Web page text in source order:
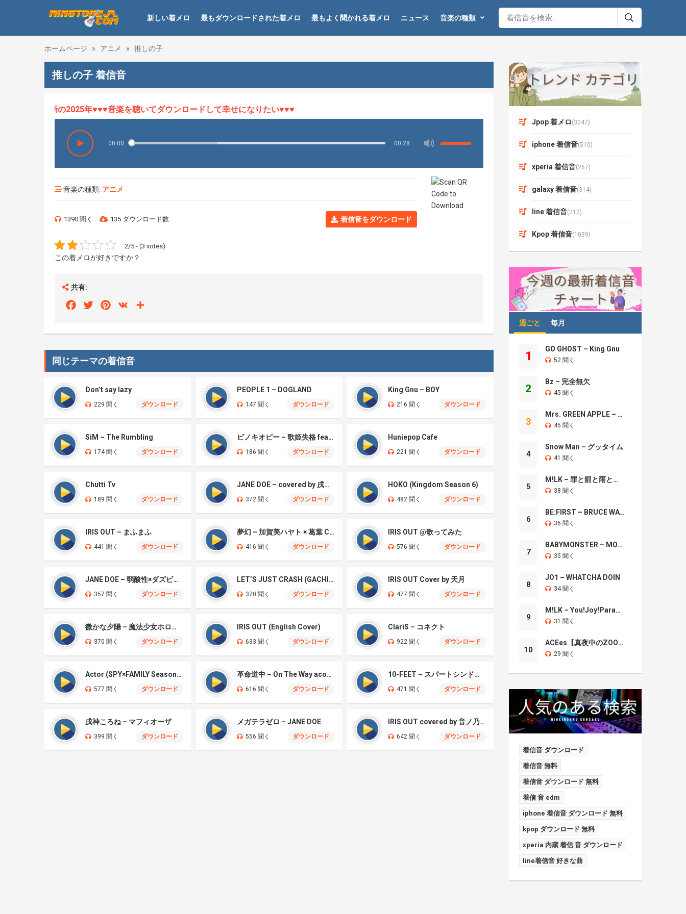
新しい着メロ 最もダウンロードされた着メロ 最もよく聞かれる着メロ ニュース 音楽の種類
ホームページ » アニメ » 推しの子
推しの子 着信音
、最新の2025年♥♥♥音楽を聴いてダウンロードして幸せになりたい♥♥♥
00:00 00:28
音楽の種類: アニメ
1390 聞く 135 ダウンロード数 着信音をダウンロード
2/5 - (3 votes)
この着メロが好きですか？
共有:
FacebookTwitterPinterest
VK
同じテーマの着信音
Don’t say lazy
229 聞く ダウンロード
PEOPLE 1 – DOGLAND
147 聞く ダウンロード
King Gnu – BOY
216 聞く ダウンロード
SiM – The Rumbling
174 聞く ダウンロード
ピノキオピー – 歌姫失格 feat. 初音ミク
186 聞く ダウンロード
Huniepop Cafe
221 聞く ダウンロード
Chutti Tv
189 聞く ダウンロード
JANE DOE – covered by 戌亥とこ、宇佐美リト
372 聞く ダウンロード
HOKO (Kingdom Season 6)
482 聞く ダウンロード
IRIS OUT – まふまふ
441 聞く ダウンロード
夢幻 – 加賀美ハヤト × 葛葉 Cover
416 聞く ダウンロード
IRIS OUT @歌ってみた
576 聞く ダウンロード
JANE DOE – 弱酸性×ダズビー COVER
357 聞く ダウンロード
LET’S JUST CRASH (GACHIAKUTA)
370 聞く ダウンロード
IRIS OUT Cover by 天月
477 聞く ダウンロード
微かな夕陽 – 魔法少女ホロウィッチ
370 聞く ダウンロード
IRIS OUT (English Cover)
633 聞く ダウンロード
ClariS – コネクト
922 聞く ダウンロード
Actor (SPY×FAMILY Season 3 )
577 聞く ダウンロード
革命道中 – On The Way acoustic ver
616 聞く ダウンロード
10-FEET – スパートシンドローマー
471 聞く ダウンロード
戌神ころね – マフィオーザ
399 聞く ダウンロード
メガテラゼロ – JANE DOE
556 聞く ダウンロード
IRIS OUT covered by 音ノ乃のの
642 聞く ダウンロード
Jpop 着メロ (3047)
iphone 着信音(510)
xperia 着信音(267)
galaxy 着信音(314)
line 着信音(217)
Kpop 着信音(1039)
週ごと 毎月
1
GO GHOST – King Gnu
52 聞く
2
Bz – 完全無欠
45 聞く
3
Mrs. GREEN APPLE – Brand New
45 聞く
4
Snow Man – グッタイム
41 聞く
5
M!LK – 罪と罰と雨とキス
38 聞く
6
BE:FIRST – BRUCE WAYNE
36 聞く
7
BABYMONSTER – MOON
35 聞く
8
JO1 – WHATCHA DOIN
34 聞く
9
M!LK – You!Joy!Parade!
31 聞く
10
ACEes【真夜中のZOO】
29 聞く
着信音 ダウンロード
着信音 無料
着信音 ダウンロード 無料
着信 音 edm
iphone 着信音 ダウンロード 無料
kpop ダウンロード 無料
xperia 内蔵 着信 音 ダウンロード
line着信音 好きな曲